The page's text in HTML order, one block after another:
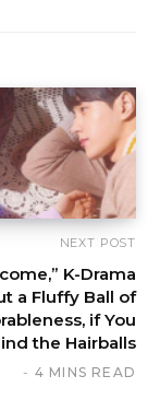
NEXT POST
K-Drama
a Fluffy Ball of
if You
the Hairballs
4 MINS READ